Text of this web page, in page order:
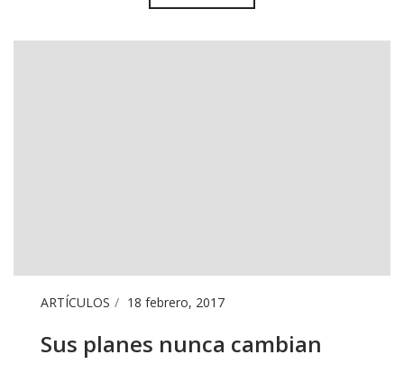
ARTÍCULOS 18 febrero, 2017
Sus planes nunca cambian